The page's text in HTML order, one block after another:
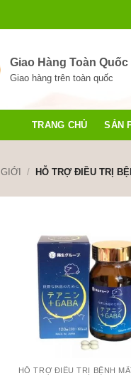
Giao Hàng Toàn Quốc
Giao hàng trên toàn quốc
TRANG CHỦ SẢN
/ HỖ TRỢ ĐIỀU TRỊ
HỖ TRỢ ĐIỀU TRỊ BỆNH